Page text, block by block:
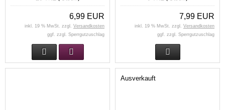
6,99 EUR
inkl. 19 % MwSt. zzgl. Versandkosten
ggf. zzgl. Sperrgutzuschlag
7,99 EUR
inkl. 19 % MwSt. zzgl. Versandkosten
ggf. zzgl. Sperrgutzuschlag
Ausverkauft